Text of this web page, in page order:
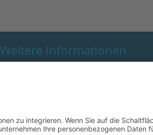
Weitere Informationen